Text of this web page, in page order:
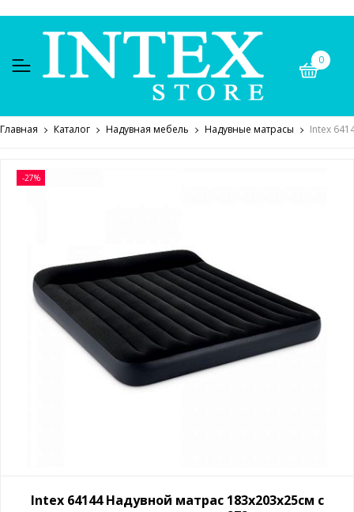
0
Главная Каталог Надувная мебель Надувные матрасы Intex
-27%
Intex 64144 Надувной матрас 183х203х25см с